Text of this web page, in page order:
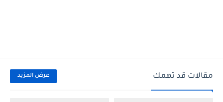
مقالات قد تهمك عرض المزيد